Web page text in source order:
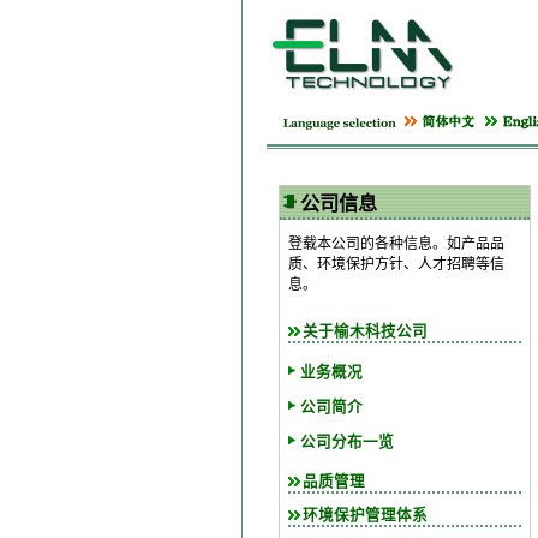
公司信息
登载本公司的各种信息。如产品品
质、环境保护方针、人才招聘等信
息。
关于榆木科技公司
业务概况
公司简介
公司分布一览
品质管理
环境保护管理体系